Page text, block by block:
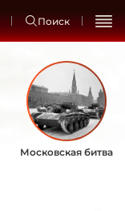
Поиск
Московская битва